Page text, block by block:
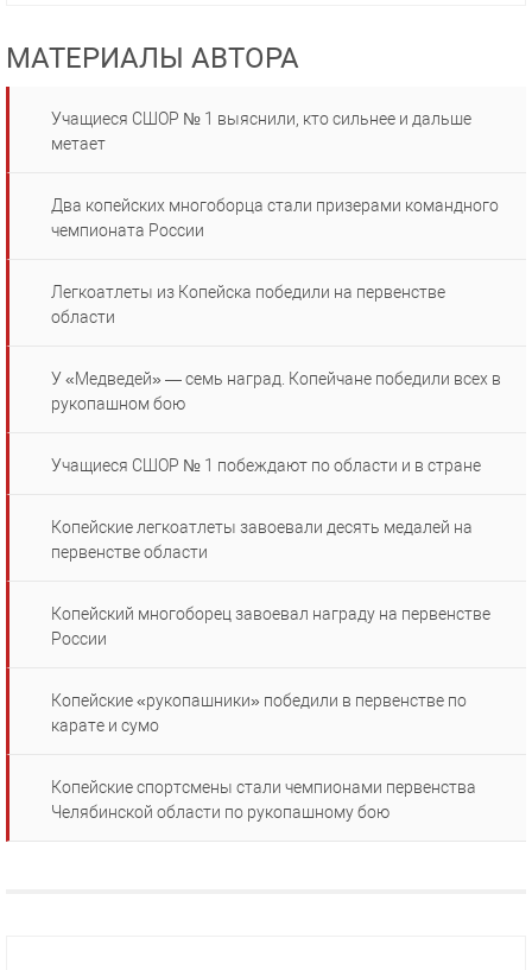
МАТЕРИАЛЫ АВТОРА
Учащиеся СШОР № 1 выяснили, кто сильнее и дальше
метает
Два копейских многоборца стали призерами командного
чемпионата России
Легкоатлеты из Копейска победили на первенстве
области
У «Медведей» — семь наград. Копейчане победили всех в
рукопашном бою
Учащиеся СШОР № 1 побеждают по области и в стране
Копейские легкоатлеты завоевали десять медалей на
первенстве области
Копейский многоборец завоевал награду на первенстве
России
Копейские «рукопашники» победили в первенстве по
карате и сумо
Копейские спортсмены стали чемпионами первенства
Челябинской области по рукопашному бою